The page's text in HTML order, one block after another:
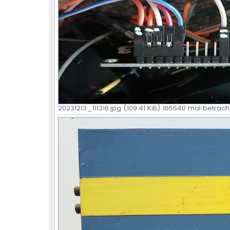
20231213_111316.jpg (109.41 KiB) 165540 mal